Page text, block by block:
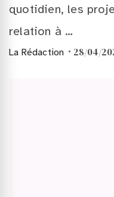
quotidien, les
relation à …
La Rédaction 28/04/